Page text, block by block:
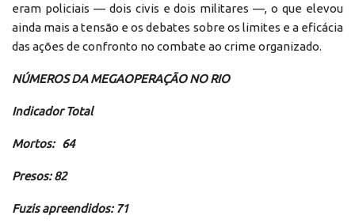
eram policiais — dois civis e dois militares —, o que elevou
ainda mais a tensão e os debates sobre os limites e a eficácia
das ações de confronto no combate ao crime organizado.
NÚMEROS DA MEGAOPERAÇÃO NO RIO
Indicador Total
Mortos: 64
Presos: 82
Fuzis apreendidos: 71